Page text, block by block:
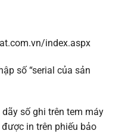
index.aspx
số “serial của sản
số ghi trên tem máy
in trên phiếu bảo